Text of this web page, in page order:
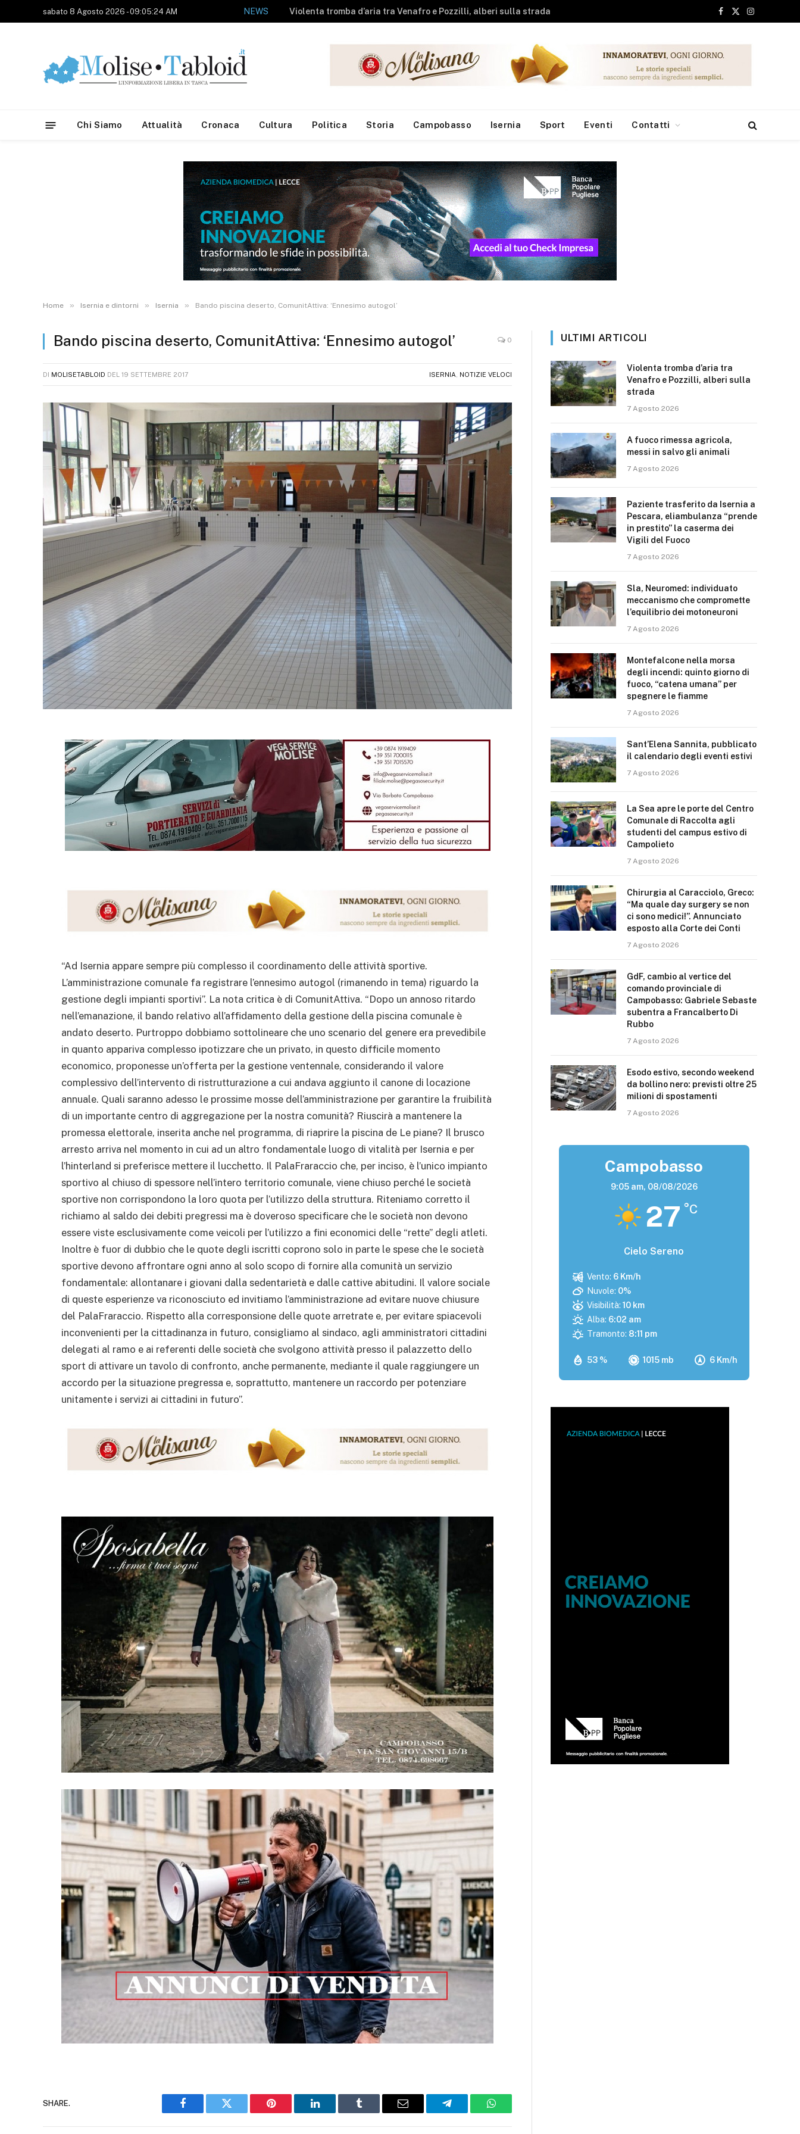
sabato 8 Agosto 2026 - 09:05:24 AM NEWS A fuoco rimessa agricola, messi in salvo gli animali
Facebook
X
Instagram
Chi Siamo Attualità Cronaca Cultura Politica Storia Campobasso Isernia Sport Eventi Contatti
Home » Isernia e dintorni » Isernia » Bando piscina deserto, ComunitAttiva: ‘Ennesimo autogol’
Bando piscina deserto, ComunitAttiva: ‘Ennesimo autogol’ 0
DI MOLISETABLOID DEL 19 SETTEMBRE 2017 ISERNIA NOTIZIE VELOCI
“Ad Isernia appare sempre più complesso il coordinamento delle attività sportive.
L’amministrazione comunale fa registrare l’ennesimo autogol (rimanendo in tema) riguardo la
gestione degli impianti sportivi”. La nota critica è di ComunitAttiva. “Dopo un annoso ritardo
nell’emanazione, il bando relativo all’affidamento della gestione della piscina comunale è
andato deserto. Purtroppo dobbiamo sottolineare che uno scenario del genere era prevedibile
in quanto appariva complesso ipotizzare che un privato, in questo difficile momento
economico, proponesse un’offerta per la gestione ventennale, considerando il valore
complessivo dell’intervento di ristrutturazione a cui andava aggiunto il canone di locazione
annuale. Quali saranno adesso le prossime mosse dell’amministrazione per garantire la fruibilità
di un importante centro di aggregazione per la nostra comunità? Riuscirà a mantenere la
promessa elettorale, inserita anche nel programma, di riaprire la piscina de Le piane? Il brusco
arresto arriva nel momento in cui ad un altro fondamentale luogo di vitalità per Isernia e per
l’hinterland si preferisce mettere il lucchetto. Il PalaFraraccio che, per inciso, è l’unico impianto
sportivo al chiuso di spessore nell’intero territorio comunale, viene chiuso perché le società
sportive non corrispondono la loro quota per l’utilizzo della struttura. Riteniamo corretto il
richiamo al saldo dei debiti pregressi ma è doveroso specificare che le società non devono
essere viste esclusivamente come veicoli per l’utilizzo a fini economici delle “rette” degli atleti.
Inoltre è fuor di dubbio che le quote degli iscritti coprono solo in parte le spese che le società
sportive devono affrontare ogni anno al solo scopo di fornire alla comunità un servizio
fondamentale: allontanare i giovani dalla sedentarietà e dalle cattive abitudini. Il valore sociale
di queste esperienze va riconosciuto ed invitiamo l’amministrazione ad evitare nuove chiusure
del PalaFraraccio. Rispetto alla corresponsione delle quote arretrate e, per evitare spiacevoli
inconvenienti per la cittadinanza in futuro, consigliamo al sindaco, agli amministratori cittadini
delegati al ramo e ai referenti delle società che svolgono attività presso il palazzetto dello
sport di attivare un tavolo di confronto, anche permanente, mediante il quale raggiungere un
accordo per la situazione pregressa e, soprattutto, mantenere un raccordo per potenziare
unitamente i servizi ai cittadini in futuro”.
SHARE.
Facebook Twitter Pinterest LinkedIn Tumblr Email Telegram WhatsApp
ULTIMI ARTICOLI
Violenta tromba d’aria tra
Venafro e Pozzilli, alberi sulla
strada
7 Agosto 2026
A fuoco rimessa agricola,
messi in salvo gli animali
7 Agosto 2026
Paziente trasferito da Isernia a
Pescara, eliambulanza “prende
in prestito” la caserma dei
Vigili del Fuoco
7 Agosto 2026
Sla, Neuromed: individuato
meccanismo che compromette
l’equilibrio dei motoneuroni
7 Agosto 2026
Montefalcone nella morsa
degli incendi: quinto giorno di
fuoco, “catena umana” per
spegnere le fiamme
7 Agosto 2026
Sant’Elena Sannita, pubblicato
il calendario degli eventi estivi
7 Agosto 2026
La Sea apre le porte del Centro
Comunale di Raccolta agli
studenti del campus estivo di
Campolieto
7 Agosto 2026
Chirurgia al Caracciolo, Greco:
“Ma quale day surgery se non
ci sono medici!”. Annunciato
esposto alla Corte dei Conti
7 Agosto 2026
GdF, cambio al vertice del
comando provinciale di
Campobasso: Gabriele Sebaste
subentra a Francalberto Di
Rubbo
7 Agosto 2026
Esodo estivo, secondo weekend
da bollino nero: previsti oltre 25
milioni di spostamenti
7 Agosto 2026
Campobasso
9:05 am, 08/08/2026
27 °C
Cielo Sereno
53 % 1015 mb 6 Km/h
Vento: 6 Km/h
Nuvole: 0%
Visibilità: 10 km
Alba: 6:02 am
Tramonto: 8:11 pm